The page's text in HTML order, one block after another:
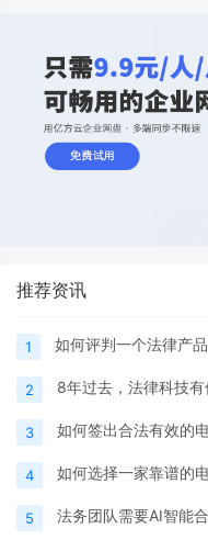
推荐资讯
1 如何评判一个法律产
2 8年过去，法律科技有
3 如何签出合法有效的
4 如何选择一家靠谱的
5 法务团队需要AI智能